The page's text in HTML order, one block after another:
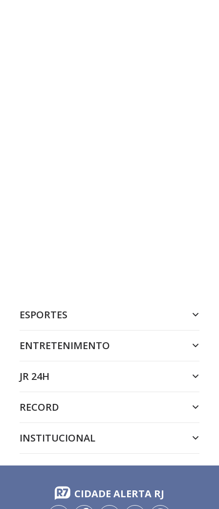
ESPORTES
ENTRETENIMENTO
JR 24H
RECORD
INSTITUCIONAL
CIDADE ALERTA RJ